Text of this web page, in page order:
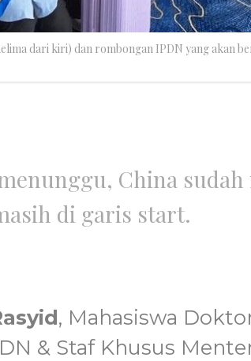
dari kiri) dan rombongan IPDN yang akan
China sudah
di garis start.
, Mahasiswa
& Staf Khusus